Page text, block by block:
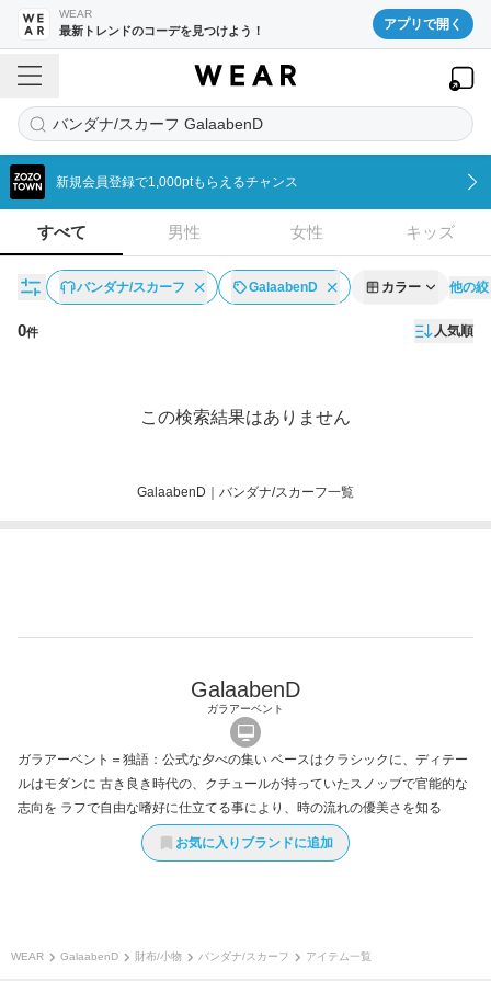
WEAR
最新トレンドのコーデを見つけよう！ アプリで開く
バンダナ/スカーフ GalaabenD
新規会員登録で1,000ptもらえるチャンス
すべて 男性 女性 キッズ
バンダナ/スカーフ GalaabenD カラー 他の
0件 人気順
この検索結果はありません
GalaabenD｜バンダナ/スカーフ一覧
GalaabenD
ガラアーベント
ガラアーベント＝独語：公式な夕べの集い ベースはクラシックに、ディテー
ルはモダンに 古き良き時代の、クチュールが持っていたスノッブで官能的な
志向を ラフで自由な嗜好に仕立てる事により、時の流れの優美さを知る
お気に入りブランドに追加
WEAR GalaabenD 財布/小物 バンダナ/スカーフ アイテム一覧